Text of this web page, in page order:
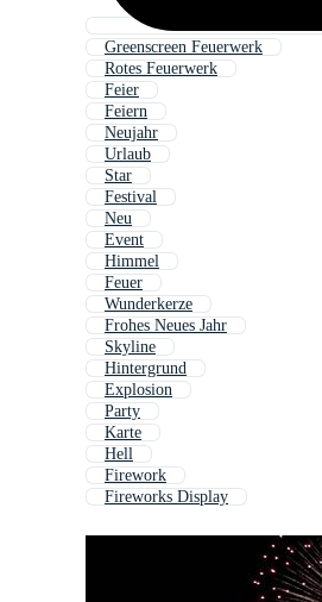
Greenscreen Feuerwerk
Rotes Feuerwerk
Feier
Feiern
Neujahr
Urlaub
Star
Festival
Neu
Event
Himmel
Feuer
Wunderkerze
Frohes Neues Jahr
Skyline
Hintergrund
Explosion
Party
Karte
Hell
Firework
Fireworks Display